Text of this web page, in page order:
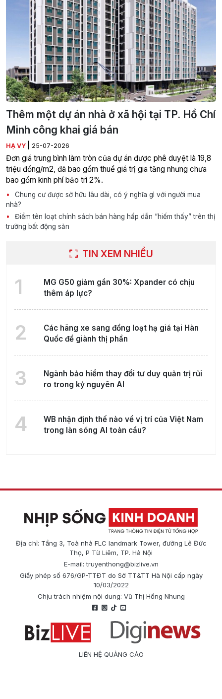
Thêm một dự án nhà ở xã hội tại TP. Hồ Chí
Minh công khai giá bán
HẠ VY 25-07-2026
Đơn giá trung bình làm tròn của dự án được phê duyệt là 19,8
triệu đồng/m2, đã bao gồm thuế giá trị gia tăng nhưng chưa
bao gồm kinh phí bảo trì 2%.
Chung cư được sở hữu lâu dài, có ý nghĩa gì với người mua
nhà?
Điểm tên loạt chính sách bán hàng hấp dẫn “hiếm thấy” trên thị
trường bất động sản
TIN XEM NHIỀU
1
MG G50 giảm gần 30%: Xpander có chịu
thêm áp lực?
2
Các hãng xe sang đồng loạt hạ giá tại Hàn
Quốc để giành thị phần
3
Ngành bảo hiểm thay đổi tư duy quản trị rủi
ro trong kỷ nguyên AI
4
WB nhận định thế nào về vị trí của Việt Nam
trong làn sóng AI toàn cầu?
Địa chỉ: Tầng 3, Toà nhà FLC landmark Tower, đường Lê Đức
Thọ, P Từ Liêm, TP. Hà Nội
E-mail:truyenthong@bizlive.vn
Giấy phép số 676/GP-TTĐT do Sở TT&TT Hà Nội cấp ngày
10/03/2022
Chịu trách nhiệm nội dung: Vũ Thị Hồng Nhung
LIÊN HỆ QUẢNG CÁO